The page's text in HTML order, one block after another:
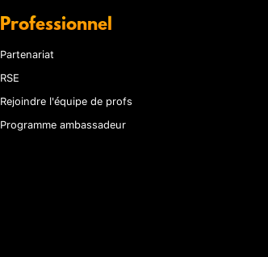
Professionnel
Partenariat
RSE
Rejoindre l'équipe de profs
Programme ambassadeur